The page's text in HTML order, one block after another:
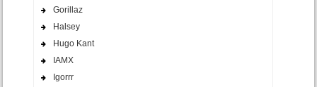
Gorillaz
Halsey
Hugo Kant
IAMX
Igorrr